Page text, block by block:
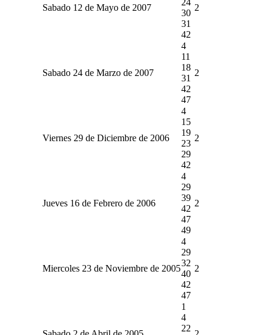
Sabado 12 de Mayo de 2007
30
31
42
2
Sabado 24 de Marzo de 2007
4
11
18
31
42
47
2
Viernes 29 de Diciembre de 2006
4
15
19
23
29
42
2
Jueves 16 de Febrero de 2006
4
29
39
42
47
49
2
Miercoles 23 de Noviembre de 2005
4
29
32
40
42
47
2
1
4
22